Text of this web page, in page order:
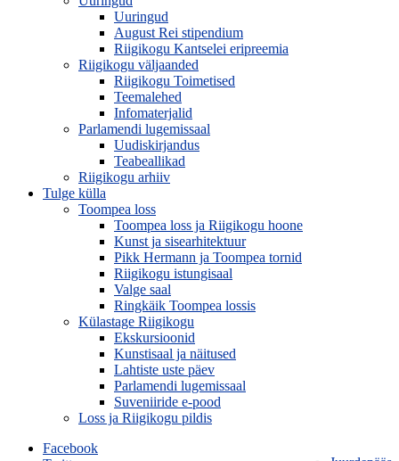
Uuringud
August Rei stipendium
Riigikogu Kantselei eripreemia
Riigikogu väljaanded
Riigikogu Toimetised
Teemalehed
Infomaterjalid
Parlamendi lugemissaal
Uudiskirjandus
Teabeallikad
Riigikogu arhiiv
Tulge külla
Toompea loss
Toompea loss ja Riigikogu hoone
Kunst ja sisearhitektuur
Pikk Hermann ja Toompea tornid
Riigikogu istungisaal
Valge saal
Ringkäik Toompea lossis
Külastage Riigikogu
Ekskursioonid
Kunstisaal ja näitused
Lahtiste uste päev
Parlamendi lugemissaal
Suveniiride e-pood
Loss ja Riigikogu pildis
Facebook